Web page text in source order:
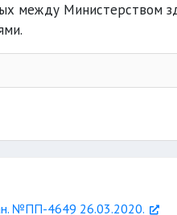
между Министерством
проведения конкурса
№ПП-4649 26.03.2020.